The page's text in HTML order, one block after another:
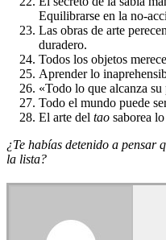
Equilibrarse en la no-
Las obras de arte
duradero.
Todos los objetos
Aprender lo
«Todo lo que alcanza
Todo el mundo puede
El arte del tao saborea
¿Te habías detenido a pensar
la lista?